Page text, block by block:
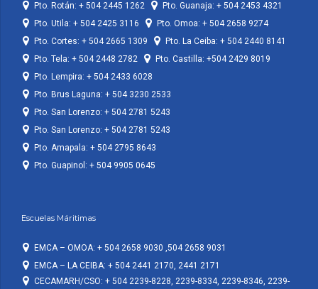
Pto. Rotán: + 504 2445 1262
Pto. Guanaja: + 504 2453 4321
Pto. Utila: + 504 2425 3116
Pto. Omoa: + 504 2658 9274
Pto. Cortes: + 504 2665 1309
Pto. La Ceiba: + 504 2440 8141
Pto. Tela: + 504 2448 2782
Pto. Castilla: +504 2429 8019
Pto. Lempira: + 504 2433 6028
Pto. Brus Laguna: + 504 3230 2533
Pto. San Lorenzo: + 504 2781 5243
Pto. San Lorenzo: + 504 2781 5243
Pto. Amapala: + 504 2795 8643
Pto. Guapinol: + 504 9905 0645
Escuelas Máritimas
EMCA – OMOA: + 504 2658 9030 ,504 2658 9031
EMCA – LA CEIBA: + 504 2441 2170, 2441 2171
CECAMARH/CSO: + 504 2239-8228, 2239-8334, 2239-8346, 2239-